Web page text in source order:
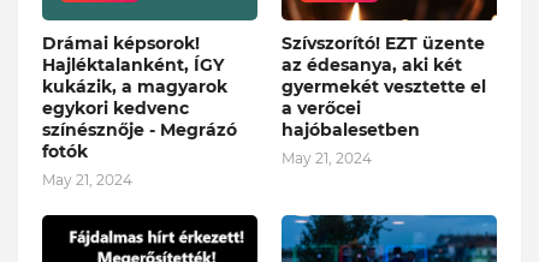
Drámai képsorok!
Hajléktalanként, ÍGY
kukázik, a magyarok
egykori kedvenc
színésznője - Megrázó
fotók
May 21, 2024
Szívszorító! EZT üzente
az édesanya, aki két
gyermekét vesztette el
a verőcei
hajóbalesetben
May 21, 2024